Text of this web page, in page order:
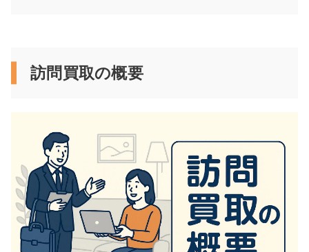
訪問買取の概要